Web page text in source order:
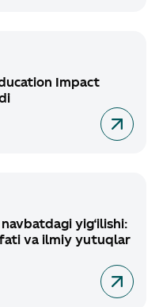
Impact
yig‘ilishi:
va ilmiy yutuqlar